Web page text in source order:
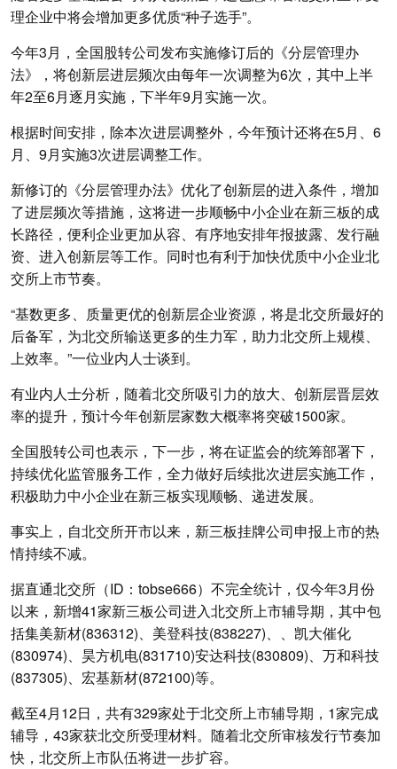
理企业中将会增加更多优质“种子选手”。
今年3月，全国股转公司发布实施修订后的《分层管理办
法》，将创新层进层频次由每年一次调整为6次，其中上半
年2至6月逐月实施，下半年9月实施一次。
根据时间安排，除本次进层调整外，今年预计还将在5月、6
月、9月实施3次进层调整工作。
新修订的《分层管理办法》优化了创新层的进入条件，增加
了进层频次等措施，这将进一步顺畅中小企业在新三板的成
长路径，便利企业更加从容、有序地安排年报披露、发行融
资、进入创新层等工作。同时也有利于加快优质中小企业北
交所上市节奏。
“基数更多、质量更优的创新层企业资源，将是北交所最好的
后备军，为北交所输送更多的生力军，助力北交所上规模、
上效率。”一位业内人士谈到。
有业内人士分析，随着北交所吸引力的放大、创新层晋层效
率的提升，预计今年创新层家数大概率将突破1500家。
全国股转公司也表示，下一步，将在证监会的统筹部署下，
持续优化监管服务工作，全力做好后续批次进层实施工作，
积极助力中小企业在新三板实现顺畅、递进发展。
事实上，自北交所开市以来，新三板挂牌公司申报上市的热
情持续不减。
据直通北交所（ID：tobse666）不完全统计，仅今年3月份
以来，新增41家新三板公司进入北交所上市辅导期，其中包
括集美新材(836312)、美登科技(838227)、、凯大催化
(830974)、昊方机电(831710)安达科技(830809)、万和科技
(837305)、宏基新材(872100)等。
截至4月12日，共有329家处于北交所上市辅导期，1家完成
辅导，43家获北交所受理材料。随着北交所审核发行节奏加
快，北交所上市队伍将进一步扩容。